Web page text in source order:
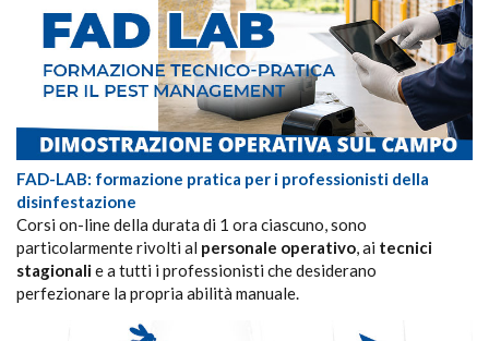
FAD-LAB: formazione pratica per i professionisti della
disinfestazione
Corsi on-line della durata di 1 ora ciascuno, sono
particolarmente rivolti al personale operativo, ai tecnici
stagionalie a tutti i professionisti che desiderano
perfezionare la propria abilità manuale.